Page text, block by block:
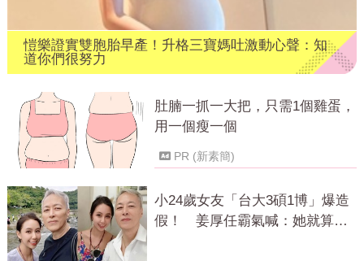
愷樂證實雙胞胎早產！升格三寶媽吐激動心聲：知
道你們很努力
肚腩一抓一大把，只需1個雞蛋，
用一個瘦一個
PR (新素簡)
小24歲女友「台大3碩1博」爆造
假！ 姜厚任霸氣喊：她就算文